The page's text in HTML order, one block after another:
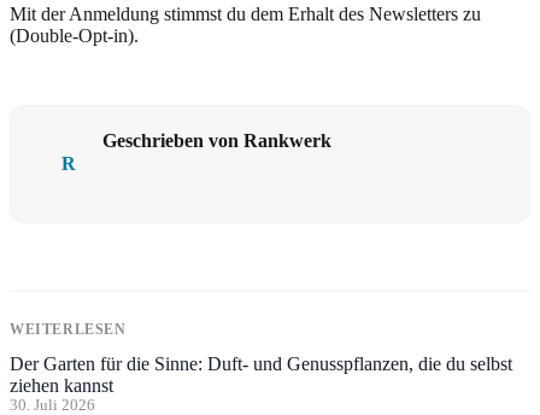
Mit der Anmeldung stimmst du dem Erhalt des Newsletters zu
(Double-Opt-in).
R
Geschrieben von Rankwerk
WEITERLESEN
Der Garten für die Sinne: Duft- und Genusspflanzen, die du selbst
ziehen kannst
30. Juli 2026